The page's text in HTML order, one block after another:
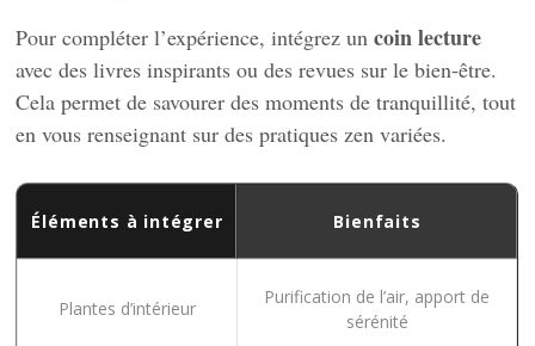
Pour compléter l’expérience, intégrez uncoin lecture
avec des livres inspirants ou des revues sur le bien-être.
Cela permet de savourer des moments de tranquillité, tout
en vous renseignant sur des pratiques zen variées.
Éléments à intégrer Bienfaits
Plantes d’intérieur
Purification de l’air, apport de
sérénité